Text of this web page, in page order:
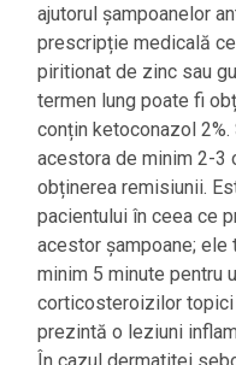
ajutorul șampoanelor
prescripție medicală
piritionat de zinc sau
termen lung poate fi
conțin ketoconazol
acestora de minim 2-3
obținerea remisiunii.
pacientului în ceea ce
acestor șampoane;
minim 5 minute pentru
corticosteroizilor
prezintă o leziuni